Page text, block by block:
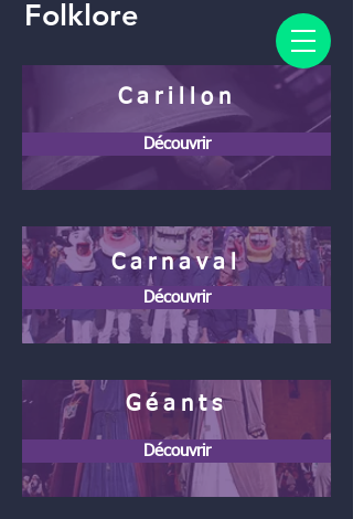
Folklore
Carillon
Découvrir
Carnaval
Découvrir
Géants
Découvrir